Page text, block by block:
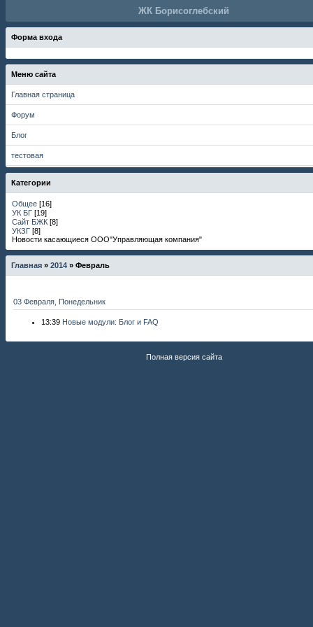
ЖК Борисоглебский
Форма входа
Меню сайта
Главная страница
Форум
Блог
тестовая
Категории
Общее [16]
УК БГ [19]
Сайт БЖК [8]
УКЗГ [8]
Новости касающиеся ООО"Управляющая компания"
Главная » 2014 » Февраль
03 Февраля, Понедельник
13:39 Новые модули: Блог и FAQ
Полная версия сайта